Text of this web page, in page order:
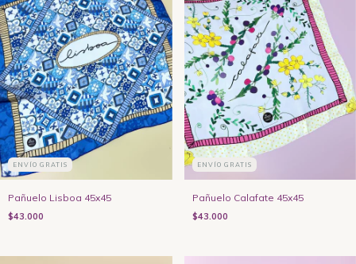
ENVÍO GRATIS
Pañuelo Lisboa 45x45
$43.000
ENVÍO GRATIS
Pañuelo Calafate 45x45
$43.000